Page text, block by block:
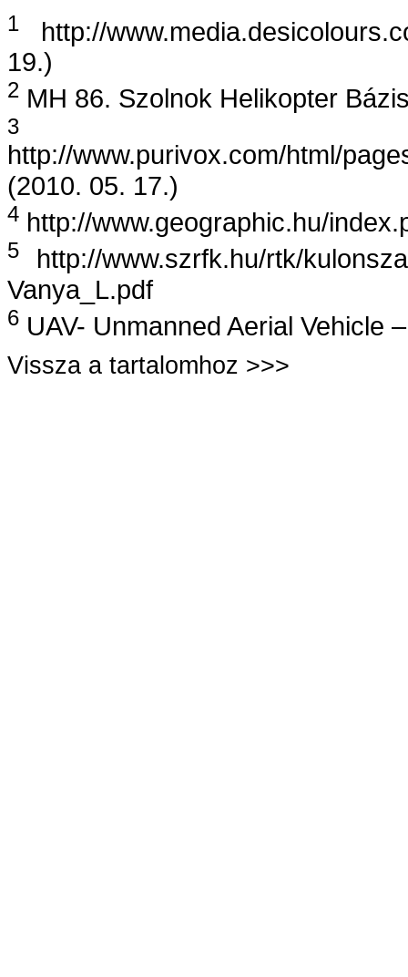
1
http://
19.)
2 MH 86. Szolnok Helikopter
3
http://www.purivox.com/html/
(2010. 05. 17.)
4 http://www.geographic.hu/
5
http://www.szrfk.hu/rtk/
Vanya_L.pdf
6 UAV- Unmanned Aerial Vehicle
Vissza a tartalomhoz >>>